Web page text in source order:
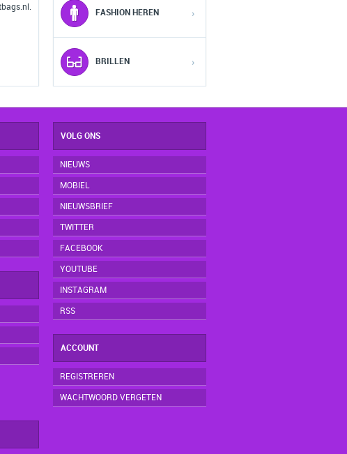
FASHION HEREN ›
BRILLEN ›
VOLG ONS
NIEUWS
MOBIEL
NIEUWSBRIEF
TWITTER
FACEBOOK
YOUTUBE
INSTAGRAM
RSS
ACCOUNT
REGISTREREN
WACHTWOORD VERGETEN